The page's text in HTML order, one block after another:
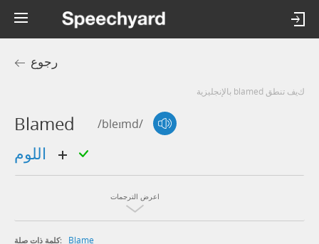
رجوع
كيف تنطق blamed بالإنجليزية
Blamed /bleɪmd/
اعرض الترجمات
كلمة ذات صلة: Blame